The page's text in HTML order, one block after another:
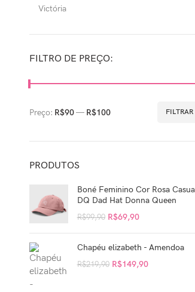
Victória
FILTRO DE PREÇO:
FILTRAR
Preço: R$90— R$100
PRODUTOS
Boné Feminino Cor Rosa
DQ Dad Hat Donna Queen
R$99,90 R$69,90
Chapéu elizabeth - Amendoa
R$219,90 R$149,90